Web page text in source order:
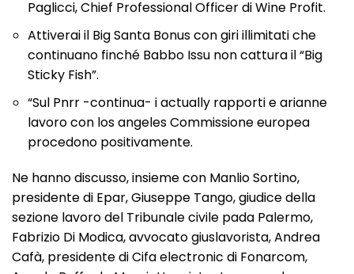
Paglicci, Chief Professional Officer di Wine Profit.
Attiverai il Big Santa Bonus con giri illimitati che
continuano finché Babbo Issu non cattura il “Big
Sticky Fish”.
“Sul Pnrr -continua- i actually rapporti e arianne
lavoro con los angeles Commissione europea
procedono positivamente.
Ne hanno discusso, insieme con Manlio Sortino,
presidente di Epar, Giuseppe Tango, giudice della
sezione lavoro del Tribunale civile pada Palermo,
Fabrizio Di Modica, avvocato giuslavorista, Andrea
Cafà, presidente di Cifa electronic di Fonarcom,